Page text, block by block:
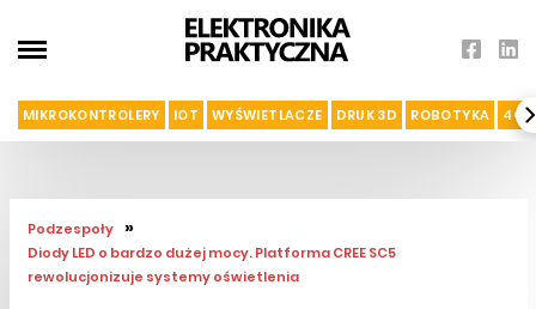
MIKROKONTROLERY IOT WYŚWIETLACZE DRUK 3D ROBOTYKA 4G I
Podzespoły »
Diody LED o bardzo dużej mocy. Platforma CREE SC5
rewolucjonizuje systemy oświetlenia